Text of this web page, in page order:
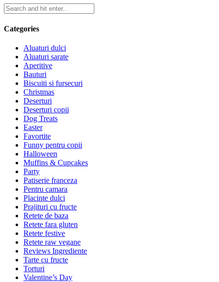
Categories
Aluaturi dulci
Aluaturi sarate
Aperitive
Bauturi
Biscuiti si fursecuri
Christmas
Deserturi
Deserturi copii
Dog Treats
Easter
Favortite
Funny pentru copii
Halloween
Muffins & Cupcakes
Party
Patiserie franceza
Pentru camara
Placinte dulci
Prajituri cu fructe
Retete de baza
Retete fara gluten
Retete festive
Retete raw vegane
Reviews Ingrediente
Tarte cu fructe
Torturi
Valentine’s Day